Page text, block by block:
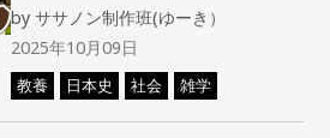
byササノン制作班(ゆーき）
2025年10月09日
教養 日本史 社会 雑学